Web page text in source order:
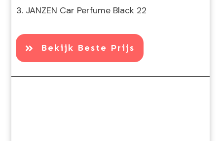
3. JANZEN Car Perfume Black 22
Bekijk Beste Prijs